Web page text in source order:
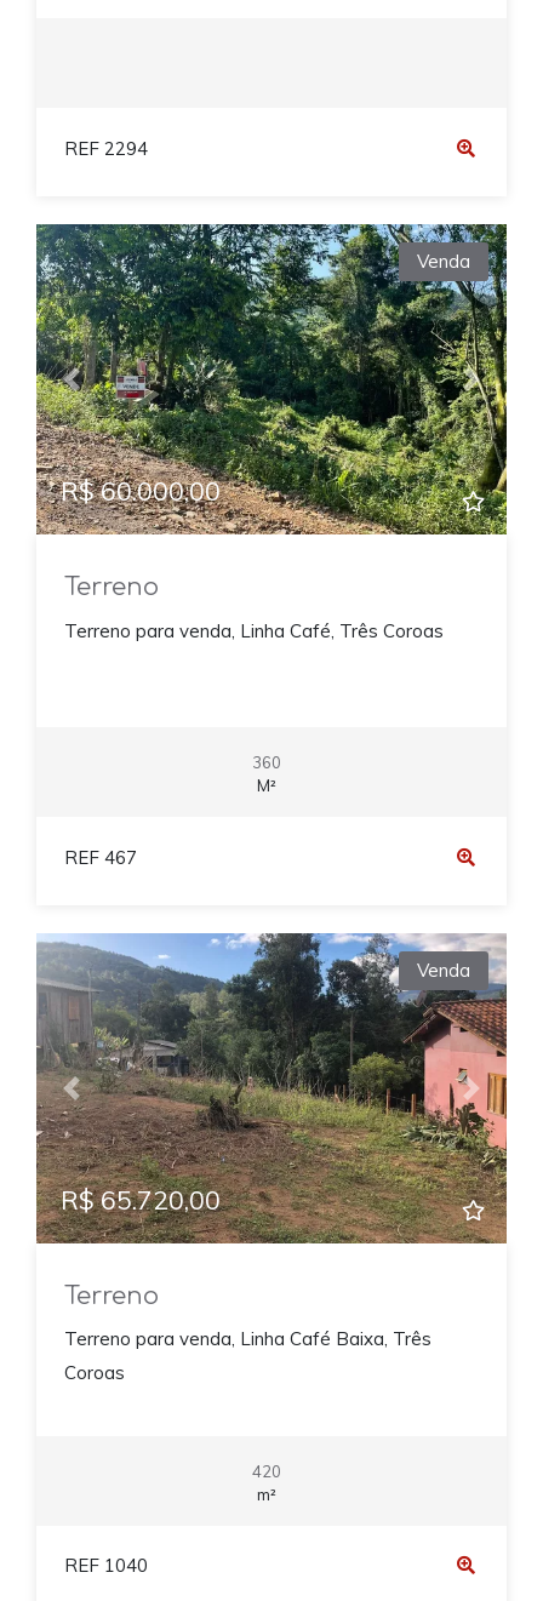
REF 2294
Previous Next
Venda
R$ 60.000,00
Terreno
Terreno para venda, Linha Café, Três Coroas
360
M²
REF 467
Previous Next
Venda
R$ 65.720,00
Terreno
Terreno para venda, Linha Café Baixa, Três
Coroas
420
m²
REF 1040